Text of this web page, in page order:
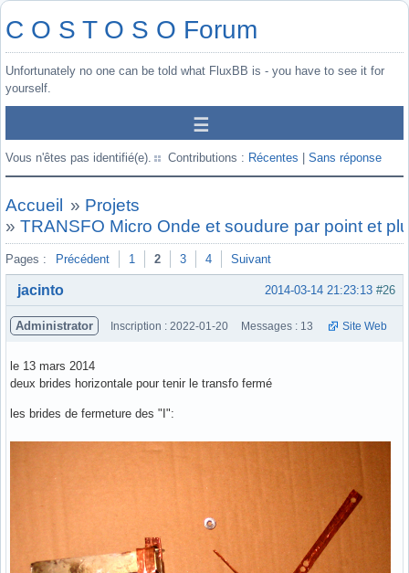
C O S T O S O Forum
Unfortunately no one can be told what FluxBB is - you have to see it for
yourself.
Vous n'êtes pas identifié(e). Contributions : Récentes Sans réponse
Accueil » Projets
» TRANSFO Micro Onde et soudure par point et
Pages : Précédent 1 2 3 4 Suivant
#26
2014-03-14 21:23:13
jacinto
Administrator Inscription : 2022-01-20 Messages : 13 Site Web
le 13 mars 2014
deux brides horizontale pour tenir le transfo fermé
les brides de fermeture des "I":